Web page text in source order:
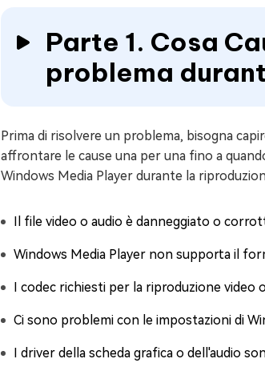
Parte 1. Cosa
problema
Prima di risolvere un problema, bisogna
affrontare le cause una per una fino a
Windows Media Player durante la
Il file video o audio è danneggiato o
Windows Media Player non supporta il
I codec richiesti per la riproduzione
Ci sono problemi con le impostazioni di
I driver della scheda grafica o dell'audio